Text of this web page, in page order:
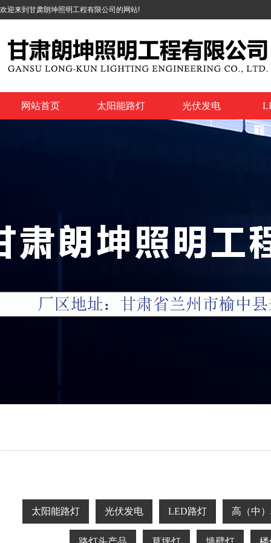
欢迎来到甘肃朗坤照明工程有限公司的网站!
网站首页 太阳能路灯 光伏发电
太阳能路灯 光伏发电 LED路灯 高（中